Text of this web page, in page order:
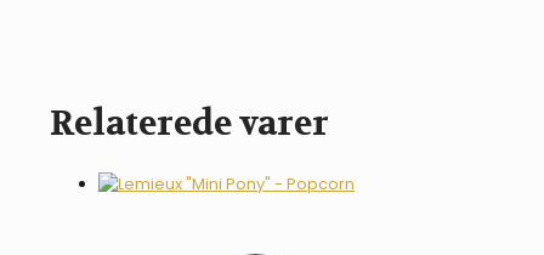
Relaterede varer